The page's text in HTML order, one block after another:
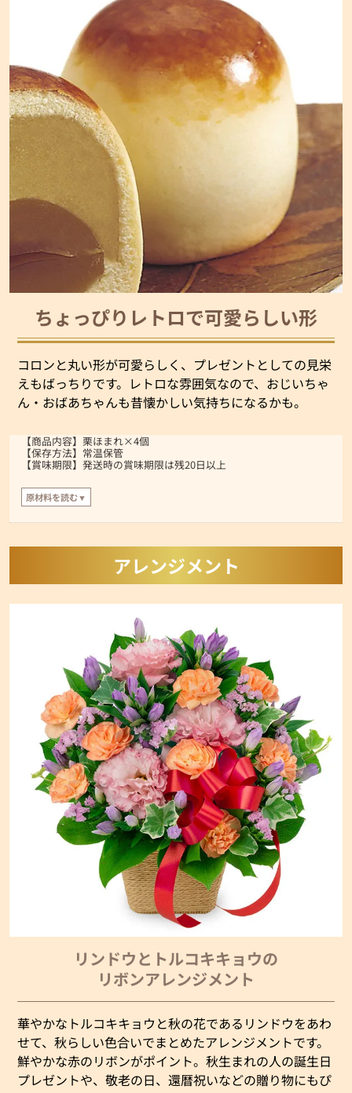
ちょっぴりレトロで可愛らしい形
コロンと丸い形が可愛らしく、プレゼントとしての見栄
えもばっちりです。レトロな雰囲気なので、おじいちゃ
ん・おばあちゃんも昔懐かしい気持ちになるかも。
【商品内容】栗ほまれ×4個
【保存方法】常温保管
【賞味期限】発送時の賞味期限は残20日以上
原材料を読む▼
【原材料】
乳等を主要原料とする食品､本みりん､オリゴ糖､はちみつ/膨張剤､香料､着色料
(クチナシ)､酸化防止剤(V.C)､(一部に小麦･卵･乳成分･大豆を含む)
使用しています。1歳未満の乳児には与えないでください。
アレンジメント
リンドウとトルコキキョウの
リボンアレンジメント
華やかなトルコキキョウと秋の花であるリンドウをあわ
せて、秋らしい色合いでまとめたアレンジメントです。
鮮やかな赤のリボンがポイント。秋生まれの人の誕生日
プレゼントや、敬老の日、還暦祝いなどの贈り物にもぴ